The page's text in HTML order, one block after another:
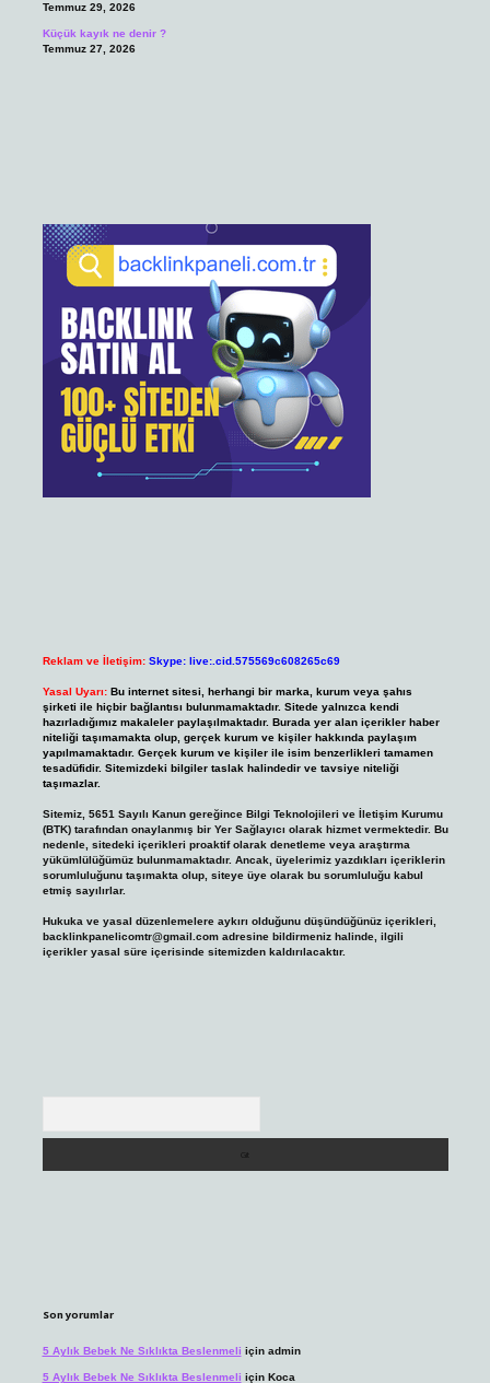
Temmuz 29, 2026
Küçük kayık ne denir ?
Temmuz 27, 2026
Reklam ve İletişim: Skype: live:.cid.575569c608265c69
Yasal Uyarı: Bu internet sitesi, herhangi bir marka, kurum veya şahıs
şirketi ile hiçbir bağlantısı bulunmamaktadır. Sitede yalnızca kendi
hazırladığımız makaleler paylaşılmaktadır. Burada yer alan içerikler haber
niteliği taşımamakta olup, gerçek kurum ve kişiler hakkında paylaşım
yapılmamaktadır. Gerçek kurum ve kişiler ile isim benzerlikleri tamamen
tesadüfidir. Sitemizdeki bilgiler taslak halindedir ve tavsiye niteliği
taşımazlar.
Sitemiz, 5651 Sayılı Kanun gereğince Bilgi Teknolojileri ve İletişim Kurumu
(BTK) tarafından onaylanmış bir Yer Sağlayıcı olarak hizmet vermektedir. Bu
nedenle, sitedeki içerikleri proaktif olarak denetleme veya araştırma
yükümlülüğümüz bulunmamaktadır. Ancak, üyelerimiz yazdıkları içeriklerin
sorumluluğunu taşımakta olup, siteye üye olarak bu sorumluluğu kabul
etmiş sayılırlar.
Hukuka ve yasal düzenlemelere aykırı olduğunu düşündüğünüz içerikleri,
backlinkpanelicomtr@gmail.comadresine bildirmeniz halinde, ilgili
içerikler yasal süre içerisinde sitemizden kaldırılacaktır.
Son yorumlar
5 Aylık Bebek Ne Sıklıkta Beslenmeli için admin
5 Aylık Bebek Ne Sıklıkta Beslenmeli için Koca